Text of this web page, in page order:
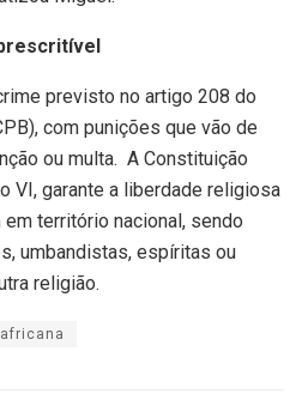
previsto no artigo 208 do
com punições que vão de
ou multa. A Constituição
VI, garante a liberdade religiosa
território nacional, sendo
umbandistas, espíritas ou
religião.